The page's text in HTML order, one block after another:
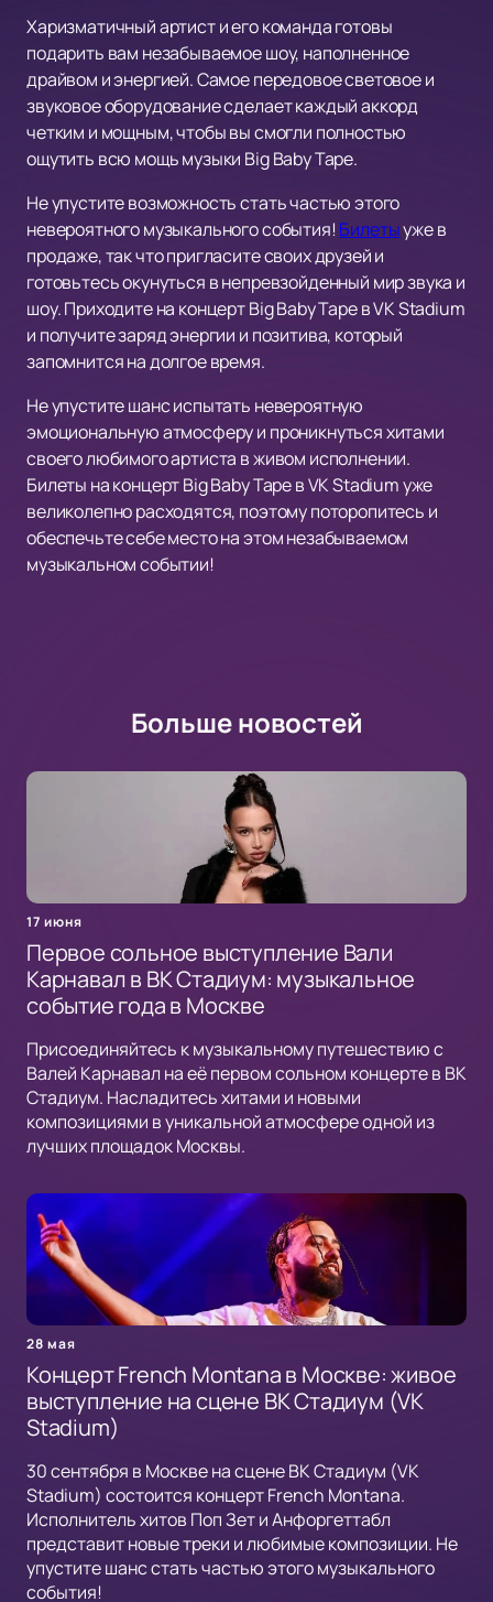
Харизматичный артист и его команда готовы
подарить вам незабываемое шоу, наполненное
драйвом и энергией. Самое передовое световое и
звуковое оборудование сделает каждый аккорд
четким и мощным, чтобы вы смогли полностью
ощутить всю мощь музыки Big Baby Tape.
Не упустите возможность стать частью этого
невероятного музыкального события! Билетыуже в
продаже, так что пригласите своих друзей и
готовьтесь окунуться в непревзойденный мир звука и
шоу. Приходите на концерт Big Baby Tape в VK Stadium
и получите заряд энергии и позитива, который
запомнится на долгое время.
Не упустите шанс испытать невероятную
эмоциональную атмосферу и проникнуться хитами
своего любимого артиста в живом исполнении.
Билеты на концерт Big Baby Tape в VK Stadium уже
великолепно расходятся, поэтому поторопитесь и
обеспечьте себе место на этом незабываемом
музыкальном событии!
Больше новостей
17 июня
Первое сольное выступление Вали
Карнавал в ВК Стадиум: музыкальное
событие года в Москве
Присоединяйтесь к музыкальному путешествию с
Валей Карнавал на её первом сольном концерте в ВК
Стадиум. Насладитесь хитами и новыми
композициями в уникальной атмосфере одной из
лучших площадок Москвы.
28 мая
Концерт French Montana в Москве: живое
выступление на сцене ВК Стадиум (VK
Stadium)
30 сентября в Москве на сцене ВК Стадиум (VK
Stadium) состоится концерт French Montana.
Исполнитель хитов Поп Зет и Анфоргеттабл
представит новые треки и любимые композиции. Не
упустите шанс стать частью этого музыкального
события!